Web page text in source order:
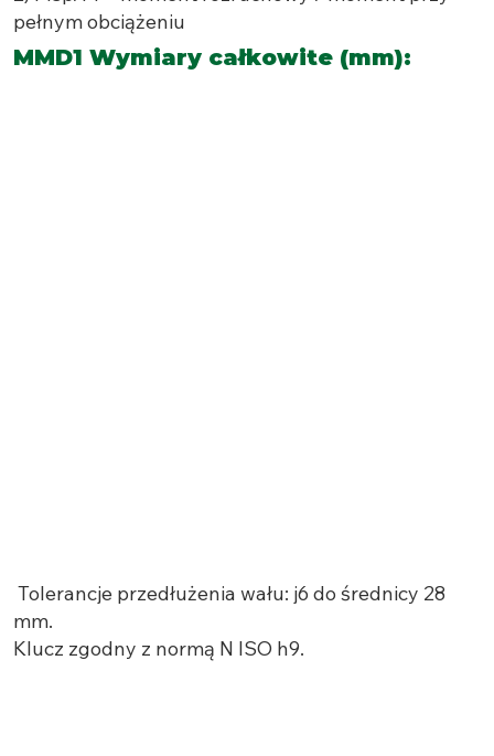
pełnym obciążeniu
MMD1 Wymiary całkowite (mm):
Tolerancje przedłużenia wału: j6 do średnicy 28
mm.
Klucz zgodny z normą N ISO h9.